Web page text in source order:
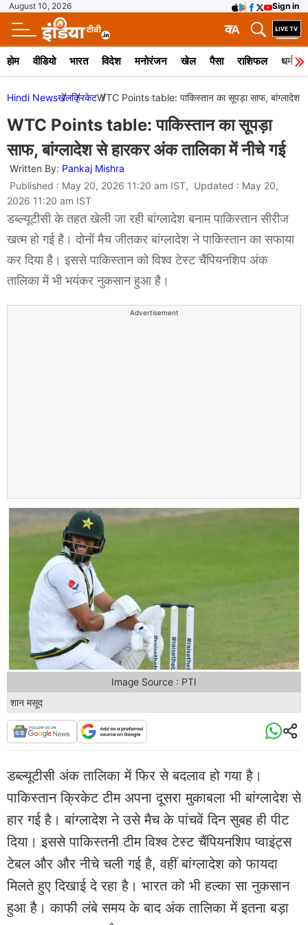
August 10, 2026 Sign in
A
क
होम वीडियो भारत विदेश मनोरंजन खेल पैसा राशिफल धर्म
Hindi Newsखेलक्रिकेटWTC Points table: पाकिस्तान का सूपड़ा साफ, बांग्लादेश
WTC Points table: पाकिस्तान का सूपड़ा
साफ, बांग्लादेश से हारकर अंक तालिका में नीचे गई
Written By: Pankaj Mishra
Published : May 20, 2026 11:20 am IST, Updated : May 20,
2026 11:20 am IST
डब्ल्यूटीसी के तहत खेली जा रही बांग्लादेश बनाम पाकिस्तान सीरीज
खत्म हो गई है। दोनों मैच जीतकर बांग्लादेश ने पाकिस्तान का सफाया
कर दिया है। इससे पाकिस्तान को विश्व टेस्ट चैंपियनशिप अंक
तालिका में भी भयंकर नुकसान हुआ है।
Advertisement
शान मसूद
Image Source : PTI
डब्ल्यूटीसी अंक तालिका में फिर से बदलाव हो गया है।
पाकिस्तान क्रिकेट टीम अपना दूसरा मुकाबला भी बांग्लादेश से
हार गई है। बांग्लादेश ने उसे मैच के पांचवें दिन सुबह ही पीट
दिया। इससे पाकिस्तनी टीम विश्व टेस्ट चैंपियनशिप प्वाइंट्स
टेबल और और नीचे चली गई है, वहीं बांग्लादेश को फायदा
मिलते हुए दिखाई दे रहा है। भारत को भी हल्का सा नुकसान
हुआ है। काफी लंबे समय के बाद अंक तालिका में इतना बड़ा